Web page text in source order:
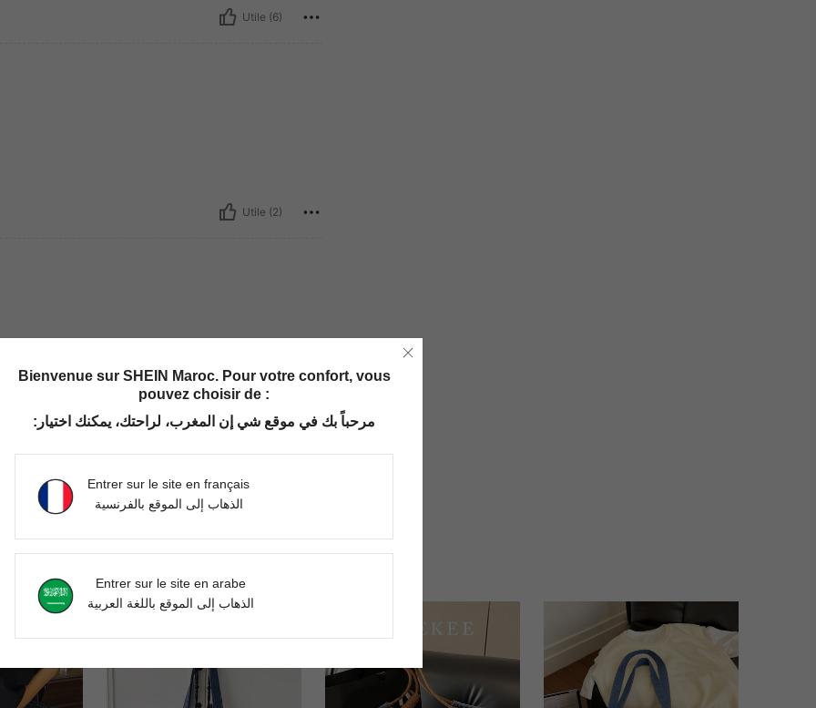
Utile (6)
Utile (2)
Bienvenue sur SHEIN Maroc. Pour votre confort, vous
pouvez choisir de :
مرحباً بك في موقع شي إن المغرب، لراحتك، يمكنك اختيار:
Entrer sur le site en français
الذهاب إلى الموقع بالفرنسية
Entrer sur le site en arabe
الذهاب إلى الموقع باللغة العربية